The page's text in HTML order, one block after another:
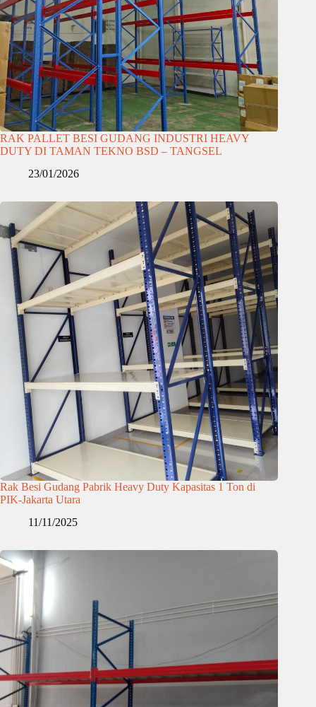
RAK PALLET BESI GUDANG INDUSTRI HEAVY
DUTY DI TAMAN TEKNO BSD – TANGSEL
23/01/2026
Rak Besi Gudang Pabrik Heavy Duty Kapasitas 1 Ton di
PIK-Jakarta Utara
11/11/2025